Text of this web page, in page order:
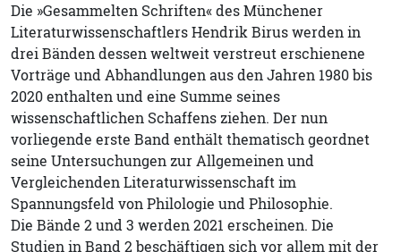
Die »Gesammelten Schriften« des Münchener
Literaturwissenschaftlers Hendrik Birus werden in
drei Bänden dessen weltweit verstreut erschienene
Vorträge und Abhandlungen aus den Jahren 1980 bis
2020 enthalten und eine Summe seines
wissenschaftlichen Schaffens ziehen. Der nun
vorliegende erste Band enthält thematisch geordnet
seine Untersuchungen zur Allgemeinen und
Vergleichenden Literaturwissenschaft im
Spannungsfeld von Philologie und Philosophie.
Die Bände 2 und 3 werden 2021 erscheinen. Die
Studien in Band 2 beschäftigen sich vor allem mit der